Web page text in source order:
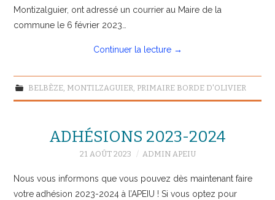
Montizalguier, ont adressé un courrier au Maire de la
commune le 6 février 2023…
Continuer la lecture →
BELBÈZE, MONTILZAGUIER PRIMAIRE BORDE D'OLIVIER
ADHÉSIONS 2023-2024
21 AOÛT 2023 ADMIN APEIU
Nous vous informons que vous pouvez dès maintenant faire
votre adhésion 2023-2024 à l’APEIU ! Si vous optez pour